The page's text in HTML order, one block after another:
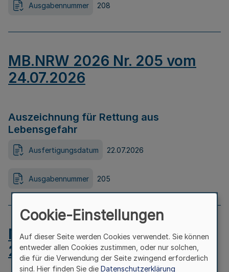
Ausgabennummer 208
MB.NRW 2026 Nr. 205 vom
24.07.2026
Auszeichnung für Rettung aus
Lebensgefahr
Ausfertigungsdatum 22.07.2026
Ausgabennummer 205
MB.NRW 2026 Nr. 204 vom
24.07.2026
Cookie-Einstellungen
Auf dieser Seite werden Cookies verwendet. Sie können
entweder allen Cookies zustimmen, oder nur solchen,
die für die Verwendung der Seite zwingend erforderlich
sind. Hier finden Sie die Datenschutzerklärung